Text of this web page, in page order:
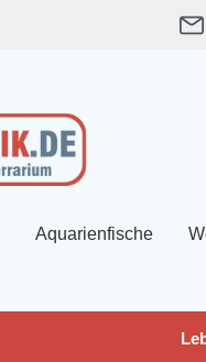
Aquarienfische